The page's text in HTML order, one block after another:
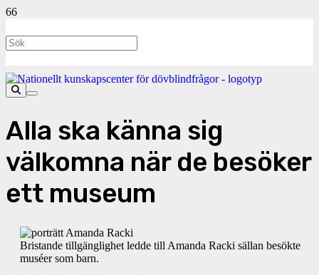
Alla ska känna sig
välkomna när de besöker
ett museum
Bristande tillgänglighet ledde till Amanda Racki sällan besökte
muséer som barn.